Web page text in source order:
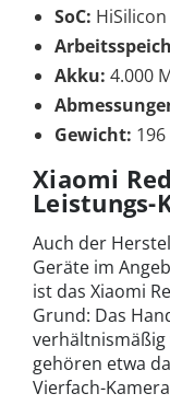
SoC:
Akku: 4.000
Gewicht:
Xiaomi
Leistungs-
Auch der
Geräte im
ist das Xiaomi
Grund: Das
verhältnismäßig
gehören etwa
Vierfach-